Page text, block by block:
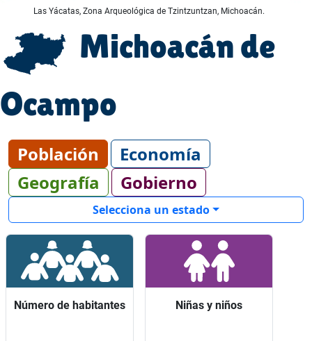
Las Yácatas, Zona Arqueológica de Tzintzuntzan, Michoacán.
Michoacán de
Ocampo
Población
Economía
Geografía
Gobierno
Selecciona un estado
Número de habitantes
Número de habitantes Niñas y niños
Niñas y niños